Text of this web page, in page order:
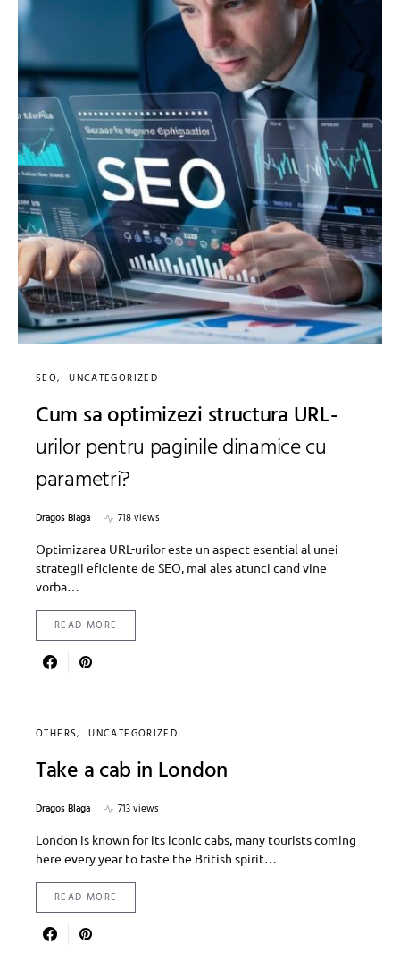
SEO UNCATEGORIZED
Cum sa optimizezi structura URL-
urilor pentru paginile dinamice cu
parametri?
Dragos Blaga
718 views
Optimizarea URL-urilor este un aspect esential al unei
strategii eficiente de SEO, mai ales atunci cand vine
vorba…
READ MORE
OTHERS UNCATEGORIZED
Take a cab in London
Dragos Blaga
713 views
London is known for its iconic cabs, many tourists coming
here every year to taste the British spirit…
READ MORE